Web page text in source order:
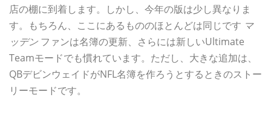
店の棚に到着します。しかし、今年の版は少し異なりま
す。もちろん、ここにあるもののほとんどは同じです マ
ッデン ファンは名簿の更新、さらには新しいUltimate
Teamモードでも慣れています。ただし、大きな追加は、
QBデビンウェイドがNFL名簿を作ろうとするときのストー
リーモードです。